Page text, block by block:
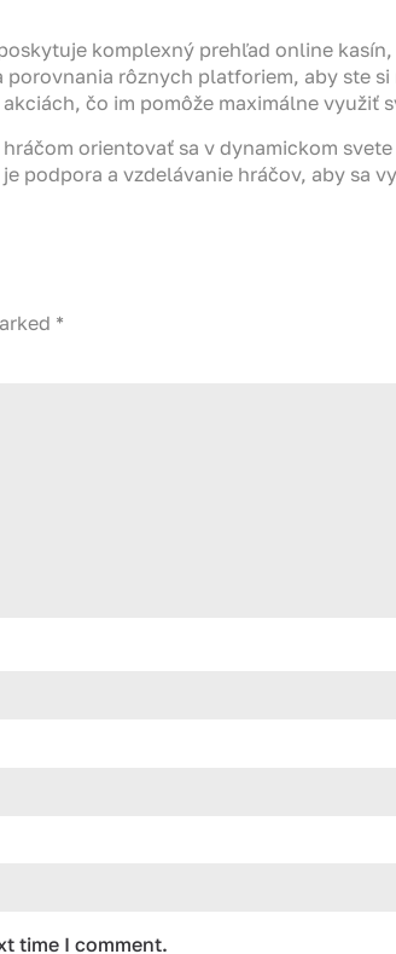
komplexný prehľad online
rôznych platforiem, aby ste
čo im pomôže maximálne využiť
orientovať sa v dynamickom
podpora a vzdelávanie hráčov, aby sa
*
time I comment.